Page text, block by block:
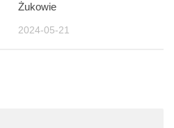
Żukowie
2024-05-21